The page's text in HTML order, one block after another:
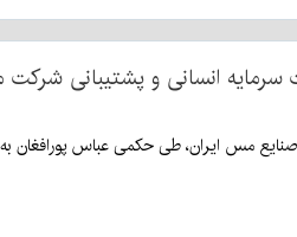
سرمایه انسانی و پشتیبانی
مس ایران، طی حکمی عباس پورافغان